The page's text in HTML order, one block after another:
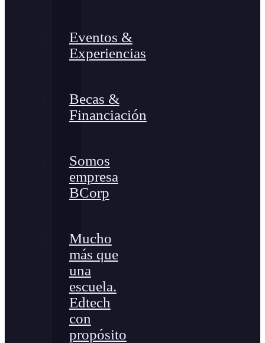
Eventos &
Experiencias
Becas &
Financiación
Somos
empresa
BCorp
Mucho
más que
una
escuela.
Edtech
con
propósito